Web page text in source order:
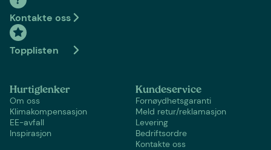
Kontakte oss
Topplisten
Hurtiglenker
Om oss
Klimakompensasjon
EE-avfall
Inspirasjon
Kundeservice
Fornøydhetsgaranti
Meld retur/reklamasjon
Levering
Bedriftsordre
Kontakte oss